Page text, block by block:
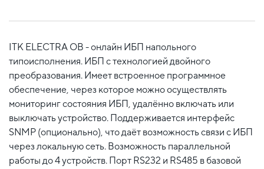
ITK ELECTRA OB - онлайн ИБП напольного
типоисполнения. ИБП c технологией двойного
преобразования. Имеет встроенное программное
обеспечение, через которое можно осуществлять
мониторинг состояния ИБП, удалённо включать или
выключать устройство. Поддерживается интерфейс
SNMP (опционально), что даёт возможность связи с ИБП
через локальную сеть. Возможность параллельной
работы до 4 устройств. Порт RS232 и RS485 в базовой